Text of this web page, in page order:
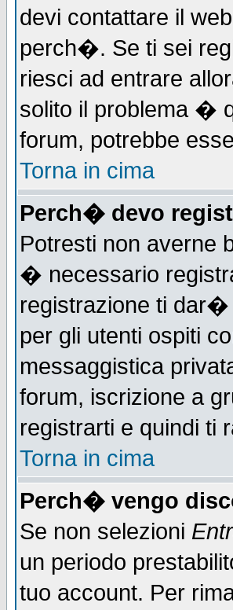
devi contattare il
perch�. Se ti sei
riesci ad entrare
solito il problema �
forum, potrebbe
Torna in cima
Perch� devo
Potresti non averne
� necessario
registrazione ti dar�
per gli utenti ospiti
messaggistica
forum, iscrizione a
registrarti e quindi ti
Torna in cima
Perch� vengo
Se non selezioni
un periodo
tuo account. Per